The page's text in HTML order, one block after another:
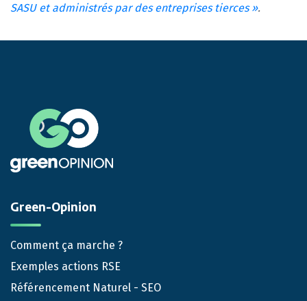
SASU et administrés par des entreprises tierces ».
Green-Opinion
Comment ça marche ?
Exemples actions RSE
Référencement Naturel - SEO